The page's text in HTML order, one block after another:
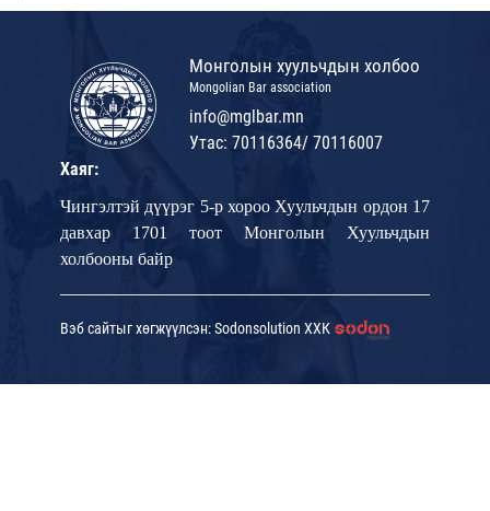
Монголын хуульчдын холбоо
Mongolian Bar association
info@mglbar.mn
Утас: 70116364/ 70116007
Хаяг:
Чингэлтэй дүүрэг 5-р хороо Хуульчдын ордон 17
давхар 1701 тоот Монголын Хуульчдын
холбооны байр
Вэб сайтыг хөгжүүлсэн: Sodonsolution ХХК